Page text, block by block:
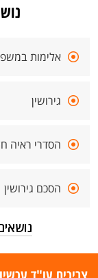
אלימות
גירושין
הסדרי ראיה
הסכם גירושין